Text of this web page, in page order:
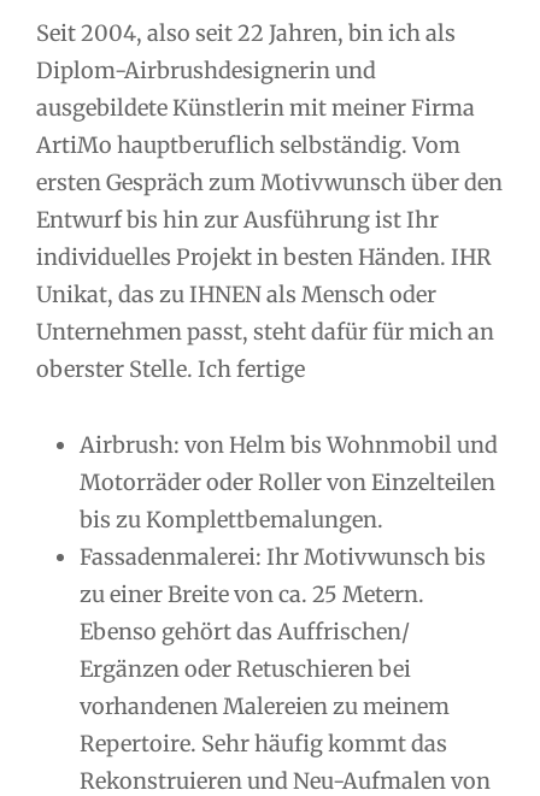
Seit 2004, also seit 22 Jahren, bin ich als
Diplom-Airbrushdesignerin und
ausgebildete Künstlerin mit meiner Firma
ArtiMo hauptberuflich selbständig. Vom
ersten Gespräch zum Motivwunsch über den
Entwurf bis hin zur Ausführung ist Ihr
individuelles Projekt in besten Händen. IHR
Unikat, das zu IHNEN als Mensch oder
Unternehmen passt, steht dafür für mich an
oberster Stelle. Ich fertige
Airbrush: von Helm bis Wohnmobil und
Motorräder oder Roller von Einzelteilen
bis zu Komplettbemalungen.
Fassadenmalerei: Ihr Motivwunsch bis
zu einer Breite von ca. 25 Metern.
Ebenso gehört das Auffrischen/
Ergänzen oder Retuschieren bei
vorhandenen Malereien zu meinem
Repertoire. Sehr häufig kommt das
Rekonstruieren und Neu-Aufmalen von